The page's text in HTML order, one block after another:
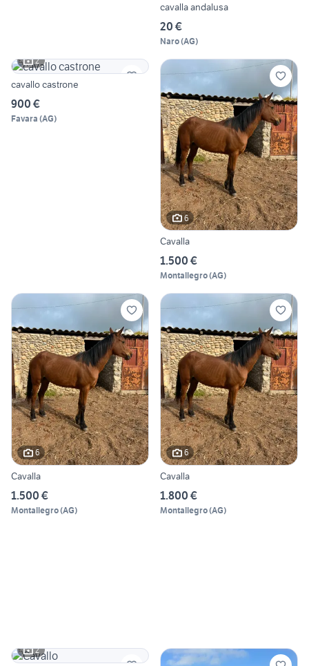
cavalla andalusa
20 €
Naro(AG)
2
cavallo castrone
900 €
Favara (AG)
6
Cavalla
1.500 €
Montallegro(AG)
6
Cavalla
1.500 €
Montallegro(AG)
6
Cavalla
1.800 €
Montallegro(AG)
2